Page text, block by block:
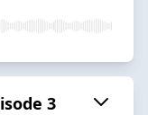
3